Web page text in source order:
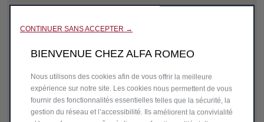
CONTINUER SANS ACCEPTER →
BIENVENUE CHEZ ALFA ROMEO
Nous utilisons des cookies afin de vous offrir la meilleure
expérience sur notre site. Les cookies nous permettent de vous
fournir des fonctionnalités essentielles telles que la sécurité, la
gestion du réseau et l’accessibilité. Ils améliorent la convivialité